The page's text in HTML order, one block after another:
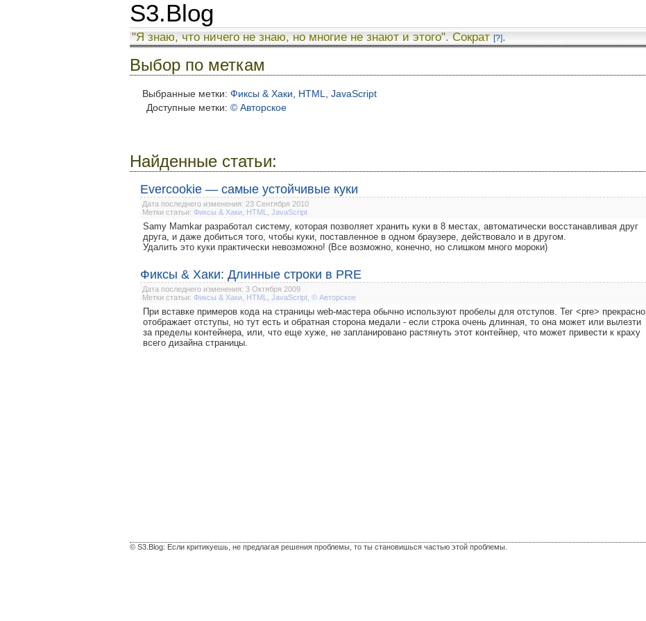
S3.Blog
"Я знаю, что ничего не знаю, но многие не знают и этого". Сократ [?].
Выбор по меткам
Выбранные метки: Фиксы & Хаки HTML
JavaScript
Доступные метки: © Авторское
Найденные статьи:
Evercookie — самые устойчивые куки
Дата последнего изменения: 23 Сентября 2010
Метки статьи: Фиксы & Хаки HTML JavaScript
Samy Mamkar разработал систему, которая позволяет хранить куки в 8 местах, автоматически восстанавливая друг
друга, и даже добиться того, чтобы куки, поставленное в одном браузере, действовало и в другом.
Удалить это куки практически невозможно! (Все возможно, конечно, но слишком много мороки)
Фиксы & Хаки: Длинные строки в PRE
Дата последнего изменения: 3 Октября 2009
Метки статьи: Фиксы & Хаки HTML JavaScript © Авторское
При вставке примеров кода на страницы web-мастера обычно используют пробелы для отступов. Тег <pre> прекрасно
отображаeт отступы, но тут есть и обратная сторона медали - если строка очень длинная, то она может или вылезти
за пределы контейнера, или, что еще хуже, не запланировано растянуть этот контейнер, что может привести к краху
всего дизайна страницы.
© S3.Blog: Если критикуешь, не предлагая решения проблемы, то ты становишься частью этой проблемы.